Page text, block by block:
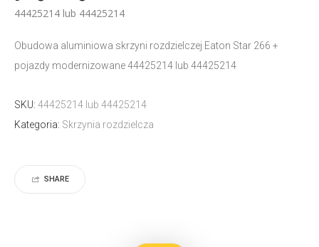
44425214 lub 44425214
Obudowa aluminiowa skrzyni rozdzielczej Eaton Star 266 +
pojazdy modernizowane 44425214 lub 44425214
SKU: 44425214 lub 44425214
Kategoria: Skrzynia rozdzielcza
SHARE